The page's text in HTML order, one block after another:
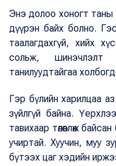
Энэ долоо хоногт таны
дүүрэн байх болно.
таалагдахгүй, хийх
сольж,
танилуудтайгаа
Гэр бүлийн харилцаа
зүйлгүй байна.
тавихаар төлөвлөж
учиртай. Хуучин, муу
бүтээх цаг хэдийн